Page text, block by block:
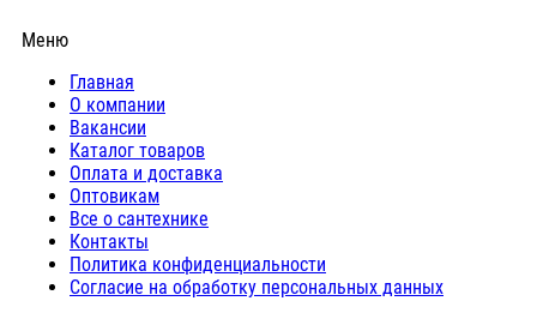
Меню
Главная
О компании
Вакансии
Каталог товаров
Оплата и доставка
Оптовикам
Все о сантехнике
Контакты
Политика конфиденциальности
Согласие на обработку персональных данных